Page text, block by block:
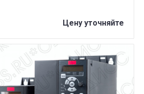
Цену уточняйте